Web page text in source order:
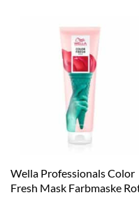
Wella Professionals Color
Fresh Mask Farbmaske